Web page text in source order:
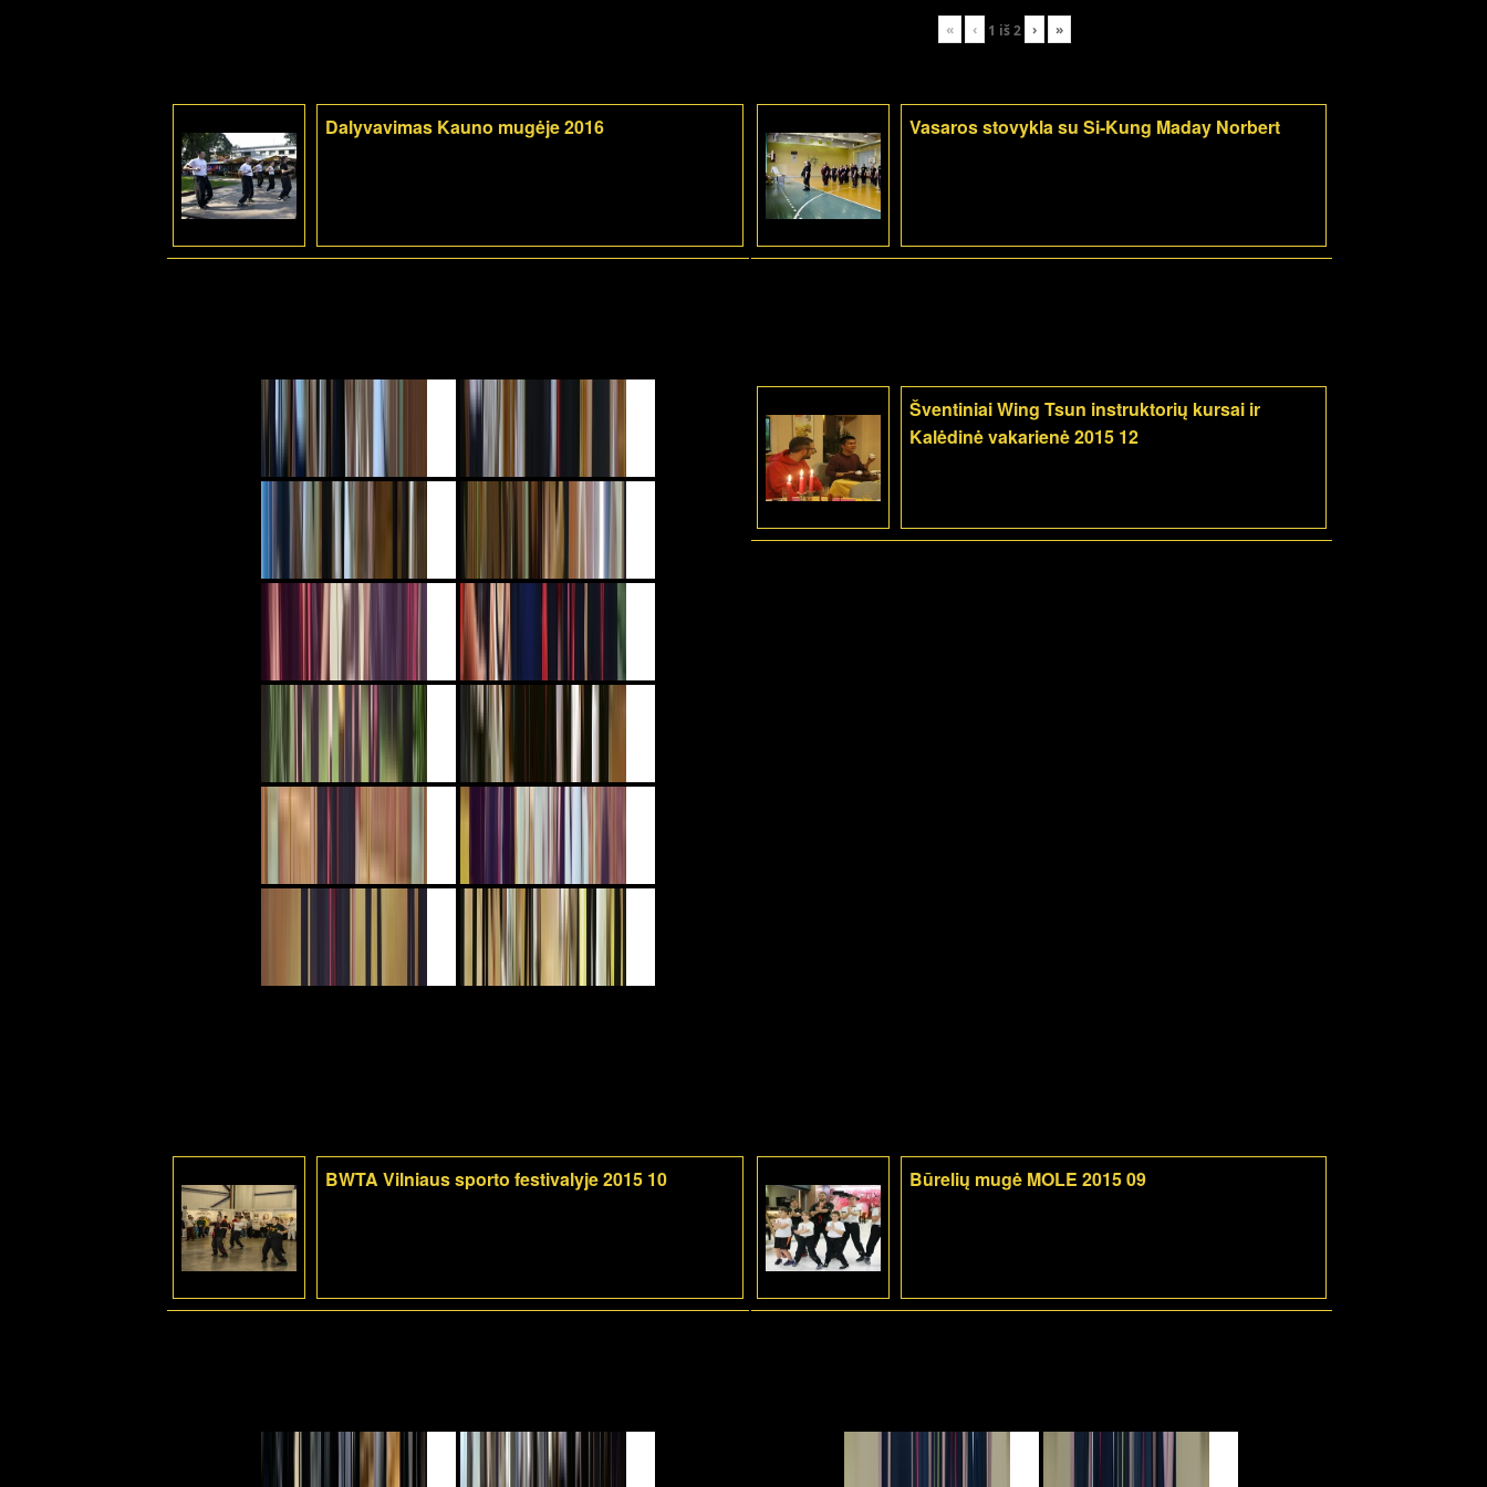
« ‹ 1 iš2 › »
Dalyvavimas Kauno mugėje 2016 Vasaros stovykla su Si-Kung Maday Norbert
Šventiniai Wing Tsun instruktorių kursai ir
Kalėdinė vakarienė 2015 12
BWTA Vilniaus sporto festivalyje 2015 10 Būrelių mugė MOLE 2015 09